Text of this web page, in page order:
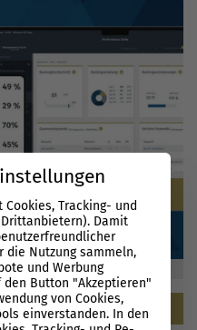
Tracking- und
Drittanbietern). Damit
Nutzung sammeln,
und Werbung
Button "Akzeptieren"
von Cookies,
einverstanden. In den